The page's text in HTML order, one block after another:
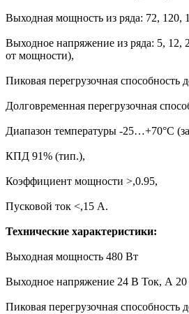
Выходная мощность из ряда: 72, 120,
Выходное напряжение из ряда: 5, 12,
от мощности),
Пиковая перегрузочная способность
Долговременная перегрузочная
Диапазон температуры -25…+70°С
КПД 91% (тип.),
Коэффициент мощности >,0.95,
Пусковой ток <,15 А.
Технические характеристики:
Выходная мощность 480 Вт
Выходное напряжение 24 В Ток, А
Пиковая перегрузочная способность